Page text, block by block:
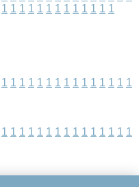
1 1 1 1 1 1 1 1 1 1 1 1 1
1 1 1 1 1 1 1 1 1 1 1 1 1 1 1
1 1 1 1 1 1 1 1 1 1 1 1 1 1 1